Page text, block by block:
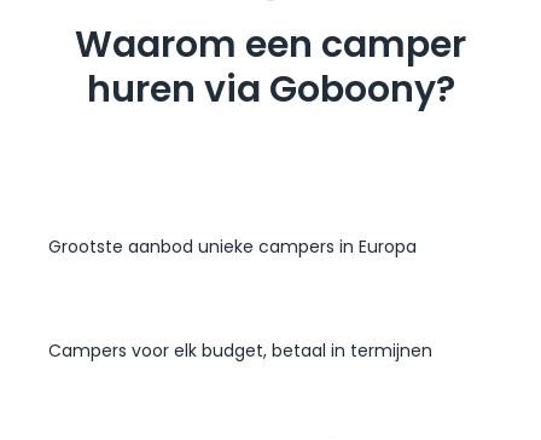
Waarom een camper
huren via Goboony?
Grootste aanbod unieke campers in Europa
Campers voor elk budget, betaal in termijnen